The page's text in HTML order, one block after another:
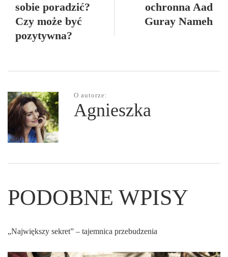
ochronna Aad
Guray Nameh
sobie poradzić?
Czy może być
pozytywna?
O autorze:
Agnieszka
PODOBNE WPISY
„Największy sekret” – tajemnica przebudzenia